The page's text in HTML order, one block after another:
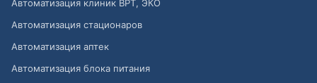
Автоматизация клиник ВРТ, ЭКО
Автоматизация стационаров
Автоматизация аптек
Автоматизация блока питания